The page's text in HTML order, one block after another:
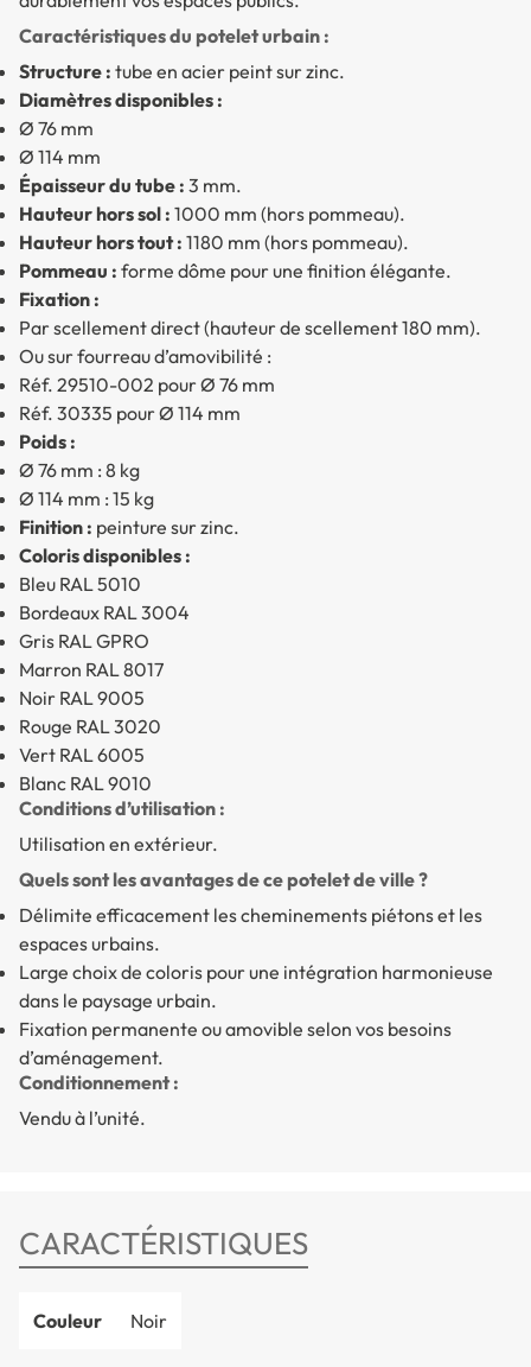
Caractéristiques du potelet urbain :
Structure : tube en acier peint sur zinc.
Diamètres disponibles :
Ø 76 mm
Ø 114 mm
Épaisseur du tube : 3 mm.
Hauteur hors sol : 1000 mm (hors pommeau).
Hauteur hors tout : 1180 mm (hors pommeau).
Pommeau : forme dôme pour une finition élégante.
Fixation :
Par scellement direct (hauteur de scellement 180 mm).
Ou sur fourreau d’amovibilité :
Réf. 29510-002 pour Ø 76 mm
Réf. 30335 pour Ø 114 mm
Poids :
Ø 76 mm : 8 kg
Ø 114 mm : 15 kg
Finition : peinture sur zinc.
Coloris disponibles :
Bleu RAL 5010
Bordeaux RAL 3004
Gris RAL GPRO
Marron RAL 8017
Noir RAL 9005
Rouge RAL 3020
Vert RAL 6005
Blanc RAL 9010
Conditions d’utilisation :
Utilisation en extérieur.
Quels sont les avantages de ce potelet de ville ?
Délimite efficacement les cheminements piétons et les
espaces urbains.
Large choix de coloris pour une intégration harmonieuse
dans le paysage urbain.
Fixation permanente ou amovible selon vos besoins
d’aménagement.
Conditionnement :
Vendu à l’unité.
CARACTÉRISTIQUES
Couleur Noir